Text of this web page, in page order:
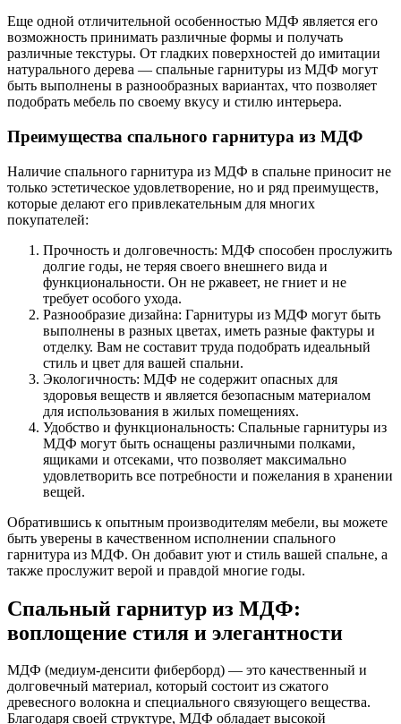
Еще одной отличительной особенностью МДФ является его
возможность принимать различные формы и получать
различные текстуры. От гладких поверхностей до имитации
натурального дерева — спальные гарнитуры из МДФ могут
быть выполнены в разнообразных вариантах, что позволяет
подобрать мебель по своему вкусу и стилю интерьера.
Преимущества спального гарнитура из МДФ
Наличие спального гарнитура из МДФ в спальне приносит не
только эстетическое удовлетворение, но и ряд преимуществ,
которые делают его привлекательным для многих
покупателей:
Прочность и долговечность: МДФ способен прослужить
долгие годы, не теряя своего внешнего вида и
функциональности. Он не ржавеет, не гниет и не
требует особого ухода.
Разнообразие дизайна: Гарнитуры из МДФ могут быть
выполнены в разных цветах, иметь разные фактуры и
отделку. Вам не составит труда подобрать идеальный
стиль и цвет для вашей спальни.
Экологичность: МДФ не содержит опасных для
здоровья веществ и является безопасным материалом
для использования в жилых помещениях.
Удобство и функциональность: Спальные гарнитуры из
МДФ могут быть оснащены различными полками,
ящиками и отсеками, что позволяет максимально
удовлетворить все потребности и пожелания в хранении
вещей.
Обратившись к опытным производителям мебели, вы можете
быть уверены в качественном исполнении спального
гарнитура из МДФ. Он добавит уют и стиль вашей спальне, а
также прослужит верой и правдой многие годы.
Спальный гарнитур из МДФ:
воплощение стиля и элегантности
МДФ (медиум-денсити фиберборд) — это качественный и
долговечный материал, который состоит из сжатого
древесного волокна и специального связующего вещества.
Благодаря своей структуре, МДФ обладает высокой